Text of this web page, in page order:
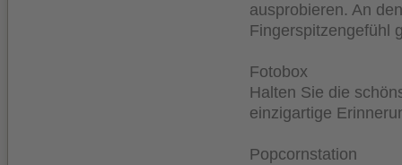
ausprobieren. An
Fingerspitzengefühl
Fotobox
Halten Sie die
einzigartige
Popcornstation